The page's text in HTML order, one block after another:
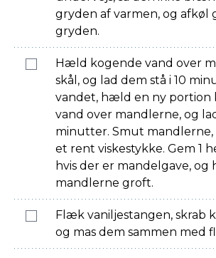
gryden af varmen, og afkøl
gryden.
Hæld kogende vand over
skål, og lad dem stå i 10
vandet, hæld en ny portion
vand over mandlerne, og
minutter. Smut mandlerne,
et rent viskestykke. Gem 1
hvis der er mandelgave, og
mandlerne groft.
Flæk vaniljestangen, skrab
og mas dem sammen med